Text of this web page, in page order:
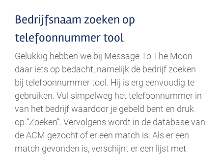
Bedrijfsnaam zoeken op
telefoonnummer tool
Gelukkig hebben we bij Message To The Moon
daar iets op bedacht, namelijk de bedrijf zoeken
bij telefoonnummer tool. Hij is erg eenvoudig te
gebruiken. Vul simpelweg het telefoonnummer in
van het bedrijf waardoor je gebeld bent en druk
op “Zoeken”. Vervolgens wordt in de database van
de ACM gezocht of er een match is. Als er een
match gevonden is, verschijnt er een lijst met